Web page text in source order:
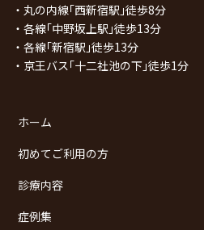
・丸の内線｢西新宿駅｣徒歩8分
・各線｢中野坂上駅｣徒歩13分
・各線｢新宿駅｣徒歩13分
・京王バス｢十二社池の下｣徒歩1分
ホーム
初めてご利用の方
診療内容
症例集